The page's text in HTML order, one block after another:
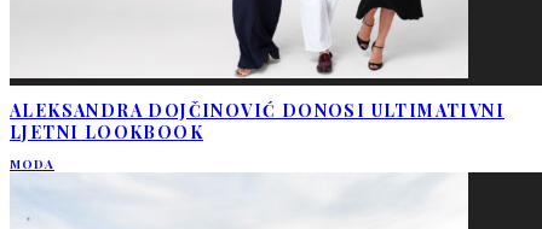
ALEKSANDRA DOJČINOVIĆ DONOSI ULTIMATIVNI
LJETNI LOOKBOOK
MODA